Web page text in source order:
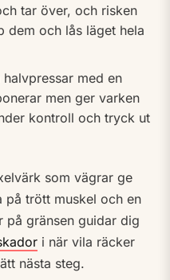
tar över, och risken
dem och lås läget hela
halvpressar med en
men ger varken
kontroll och tryck ut
som vägrar ge
på trött muskel och en
på gränsen guidar dig
i när vila räcker
nästa steg.